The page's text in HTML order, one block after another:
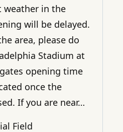
weather in the
will be delayed.
area, please do
Stadium at
opening time
once the
If you are near…
Field